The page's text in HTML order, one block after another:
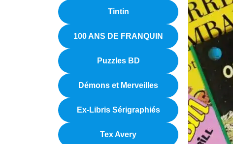
Tintin
100 ANS DE FRANQUIN
Puzzles BD
Démons et Merveilles
Ex-Libris Sérigraphiés
Tex Avery